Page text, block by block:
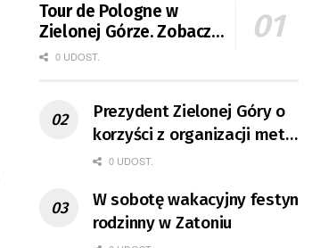
Tour de Pologne w
Zielonej Górze. Zobacz
zmiany w organizacji
0 UDOST.
Prezydent Zielonej Góry o
korzyści z organizacji mety
Tour de Pologne
0 UDOST.
W sobotę wakacyjny festyn
rodzinny w Zatoniu